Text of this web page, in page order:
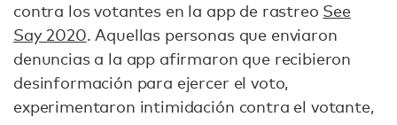
contra los votantes en la app de rastreo See
Say 2020. Aquellas personas que enviaron
denuncias a la app afirmaron que recibieron
desinformación para ejercer el voto,
experimentaron intimidación contra el votante,